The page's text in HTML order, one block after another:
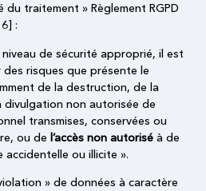
du traitement » Règlement RGPD
:
niveau de sécurité approprié, il est
risques que présente le
de la destruction, de la
divulgation non autorisée de
transmises, conservées ou
ou de l’accès non autorisé à de
accidentelle ou illicite ».
» de données à caractère